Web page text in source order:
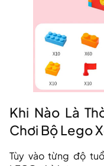
Khi Nào Là
Chơi Bộ Lego
Tùy vào từng độ